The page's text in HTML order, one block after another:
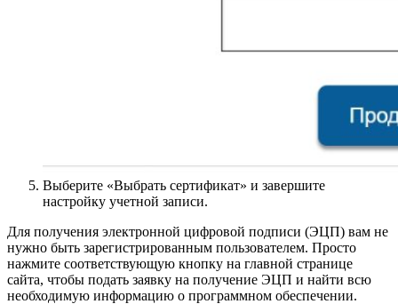
Выберите «Выбрать сертификат» и завершите
настройку учетной записи.
Для получения электронной цифровой подписи (ЭЦП) вам не
нужно быть зарегистрированным пользователем. Просто
нажмите соответствующую кнопку на главной странице
сайта, чтобы подать заявку на получение ЭЦП и найти всю
необходимую информацию о программном обеспечении.